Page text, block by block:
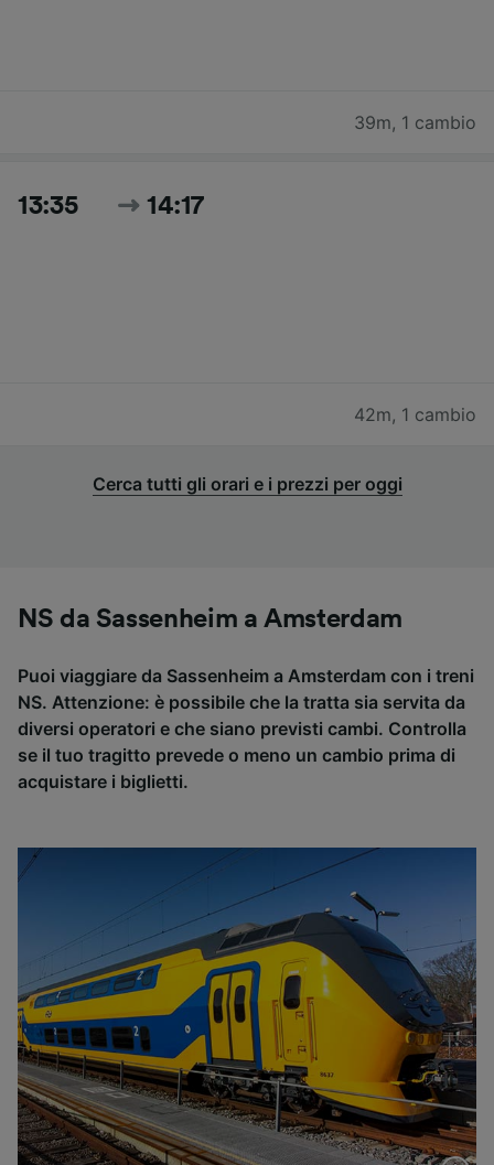
39m, 1 cambio
13:35 14:17
42m, 1 cambio
Cerca tutti gli orari e i prezzi per oggi
NS da Sassenheim a Amsterdam
Puoi viaggiare da Sassenheim a Amsterdam con i treni
NS. Attenzione: è possibile che la tratta sia servita da
diversi operatori e che siano previsti cambi. Controlla
se il tuo tragitto prevede o meno un cambio prima di
acquistare i biglietti.